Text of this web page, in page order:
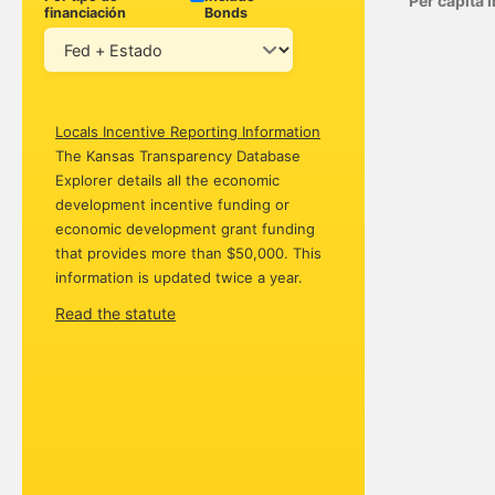
financiación
Bonds
Locals Incentive Reporting Information
The Kansas Transparency Database
Explorer details all the economic
development incentive funding or
economic development grant funding
that provides more than $50,000. This
information is updated twice a year.
Read the statute